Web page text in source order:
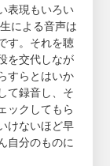
表現もいろい
による音声は
す。それを聴
を交代しなが
すらとはいか
て録音し、そ
ックしてもら
けないほど早
自分のものに